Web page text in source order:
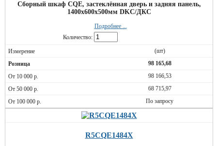
Сборный шкаф CQE, застеклённая дверь и задняя панель,
1400x600x500мм DKC/ДКС
Подробнее ...
Количество:
(шт)
98 165,68
98 166,53
68 715,97
По запросу
R5CQE1484X